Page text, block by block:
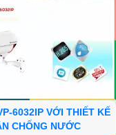
6032IP VỚI THIẾT KẾ
CHỐNG NƯỚC